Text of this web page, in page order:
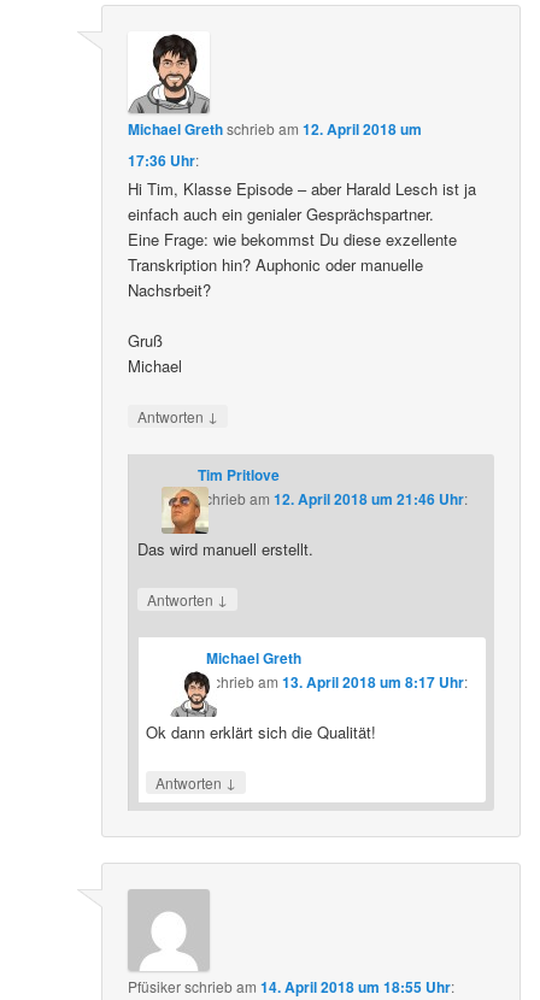
Michael Grethschriebam12. April 2018 um
17:36 Uhr:
Hi Tim, Klasse Episode – aber Harald Lesch ist ja
einfach auch ein genialer Gesprächspartner.
Eine Frage: wie bekommst Du diese exzellente
Transkription hin? Auphonic oder manuelle
Nachsrbeit?
Gruß
Michael
Antworten ↓
Tim Pritlove
schriebam 12. April 2018 um 21:46 Uhr:
Das wird manuell erstellt.
Antworten ↓
Michael Greth
schriebam13. April 2018 um 8:17 Uhr:
Ok dann erklärt sich die Qualität!
Antworten ↓
Pfüsikerschriebam14. April 2018 um 18:55 Uhr: